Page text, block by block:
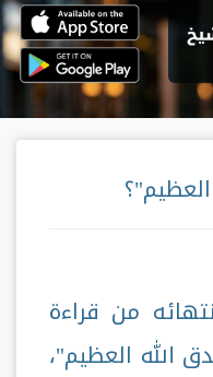
من قراءة
الله العظيم"،